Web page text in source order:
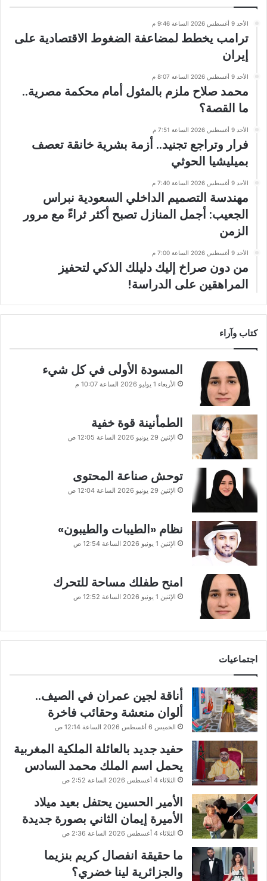
الأحد 9 أغسطس 2026 الساعة 9:46 م
ترامب يخطط لمضاعفة الضغوط الاقتصادية على
إيران
الأحد 9 أغسطس 2026 الساعة 8:07 م
محمد صلاح ملزم بالمثول أمام محكمة مصرية..
ما القصة؟
الأحد 9 أغسطس 2026 الساعة 7:51 م
فرار وتراجع تجنيد.. أزمة بشرية خانقة تعصف
بميليشيا الحوثي
الأحد 9 أغسطس 2026 الساعة 7:40 م
مهندسة التصميم الداخلي السعودية نبراس
الجعيب: أجمل المنازل تصبح أكثر ثراءً مع مرور
الزمن
الأحد 9 أغسطس 2026 الساعة 7:00 م
من دون صراخ إليك دليلك الذكي لتحفيز
المراهقين على الدراسة!
كتاب وآراء
المسودة الأولى في كل شيء
الأربعاء 1 يوليو 2026 الساعة 10:07 م
الطمأنينة قوة خفية
الإثنين 29 يونيو 2026 الساعة 12:05 ص
توحش صناعة المحتوى
الإثنين 29 يونيو 2026 الساعة 12:04 ص
نظام «الطيبات والطيبون»
الإثنين 1 يونيو 2026 الساعة 12:54 ص
امنح طفلك مساحة للتحرك
الإثنين 1 يونيو 2026 الساعة 12:52 ص
اجتماعيات
أناقة لجين عمران في الصيف..
ألوان منعشة وحقائب فاخرة
الخميس 6 أغسطس 2026 الساعة 12:14 ص
حفيد جديد بالعائلة الملكية المغربية
يحمل اسم الملك محمد السادس
الثلاثاء 4 أغسطس 2026 الساعة 2:52 ص
الأمير الحسين يحتفل بعيد ميلاد
الأميرة إيمان الثاني بصورة جديدة
الثلاثاء 4 أغسطس 2026 الساعة 2:36 ص
ما حقيقة انفصال كريم بنزيما
والجزائرية لينا خضري؟